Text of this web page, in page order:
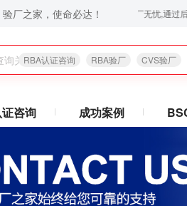
厂之家，使命必达！
咨询、验厂辅导服务,验厂无忧,通过后付款,
RBA认证咨询 RBA验厂 CVS验厂
咨询 成功案例